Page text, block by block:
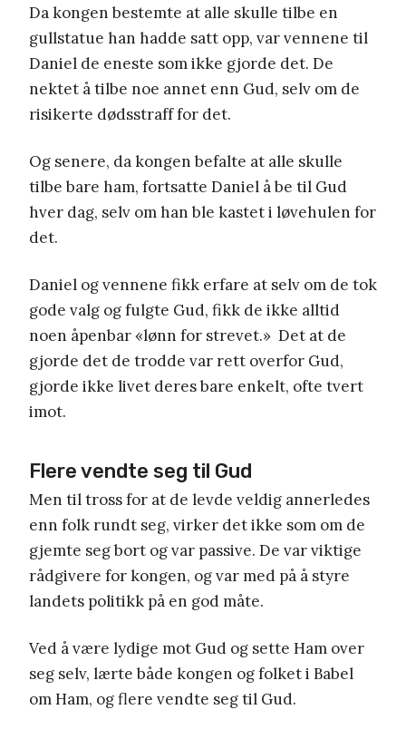
Da kongen bestemte at alle skulle tilbe en
gullstatue han hadde satt opp, var vennene til
Daniel de eneste som ikke gjorde det. De
nektet å tilbe noe annet enn Gud, selv om de
risikerte dødsstraff for det.
Og senere, da kongen befalte at alle skulle
tilbe bare ham, fortsatte Daniel å be til Gud
hver dag, selv om han ble kastet i løvehulen for
det.
Daniel og vennene fikk erfare at selv om de tok
gode valg og fulgte Gud, fikk de ikke alltid
noen åpenbar «lønn for strevet.» Det at de
gjorde det de trodde var rett overfor Gud,
gjorde ikke livet deres bare enkelt, ofte tvert
imot.
Flere vendte seg til Gud
Men til tross for at de levde veldig annerledes
enn folk rundt seg, virker det ikke som om de
gjemte seg bort og var passive. De var viktige
rådgivere for kongen, og var med på å styre
landets politikk på en god måte.
Ved å være lydige mot Gud og sette Ham over
seg selv, lærte både kongen og folket i Babel
om Ham, og flere vendte seg til Gud.